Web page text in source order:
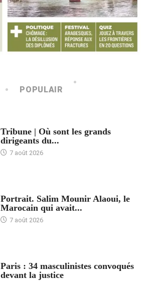
POPULAIR
Tribune | Où sont les grands
dirigeants du...
7 août 2026
Portrait. Salim Mounir Alaoui, le
Marocain qui avait...
7 août 2026
Paris : 34 masculinistes convoqués
devant la justice